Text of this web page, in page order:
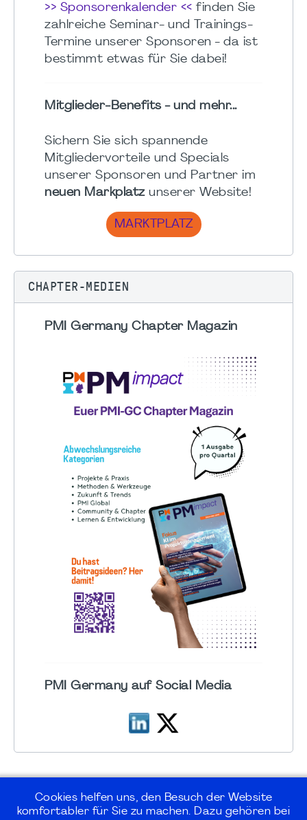
>> Sponsorenkalender << finden Sie
zahlreiche Seminar- und Trainings-
Termine unserer Sponsoren - da ist
bestimmt etwas für Sie dabei!
Mitglieder-Benefits - und mehr...
Sichern Sie sich spannende
Mitgliedervorteile und Specials
unserer Sponsoren und Partner im
neuen Markplatzunserer Website!
MARKTPLATZ
CHAPTER-MEDIEN
PMI Germany Chapter Magazin
PMI Germany auf Social Media
Cookies helfen uns, den Besuch der Website
komfortabler für Sie zu machen. Dazu gehören bei